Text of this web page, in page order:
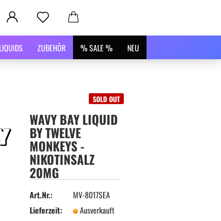
ZUBEHÖR % SALE % NEU
SOLD OUT
WAVY BAY LIQUID
BY TWELVE
MONKEYS -
NIKOTINSALZ
20MG
Art.Nr.:
MV-8017SEA
Lieferzeit:
Ausverkauft